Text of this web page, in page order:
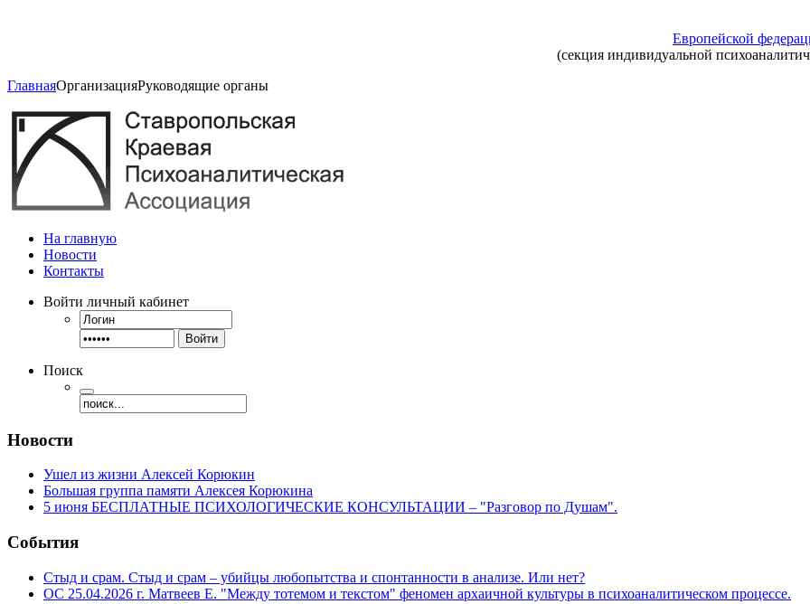
Европейской
(секция индивидуальной
ГлавнаяОрганизацияРуководящие органы
На главную
Новости
Контакты
Войти личный кабинет
Войти
Поиск
Новости
Ушел из жизни Алексей Корюкин
Большая группа памяти Алексея Корюкина
5 июня БЕСПЛАТНЫЕ ПСИХОЛОГИЧЕСКИЕ КОНСУЛЬТАЦИИ – "Разговор по Душам".
События
Стыд и срам. Стыд и срам – убийцы любопытства и спонтанности в анализе. Или нет?
ОС 25.04.2026 г. Матвеев Е. "Между тотемом и текстом" феномен архаичной культуры в психоаналитическом процессе.